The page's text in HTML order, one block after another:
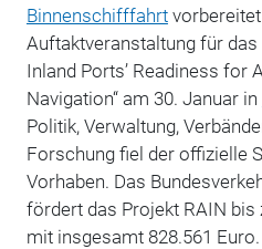
Binnenschifffahrtvorbereitet
Auftaktveranstaltung für das
Inland Ports’ Readiness for
Navigation“ am 30. Januar in
Politik, Verwaltung,
Forschung fiel der offizielle
Vorhaben. Das
fördert das Projekt RAIN bis
mit insgesamt 828.561